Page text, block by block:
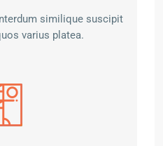
similique suscipit
varius platea.